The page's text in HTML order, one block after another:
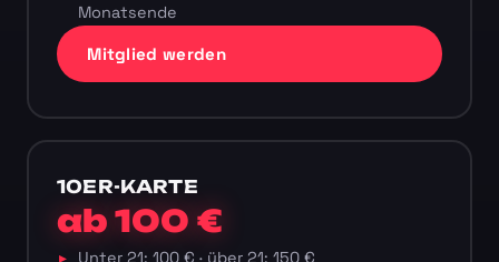
Monatsende
Mitglied werden
10ER-KARTE
ab 100 €
Unter 21: 100 € · über 21: 150 €